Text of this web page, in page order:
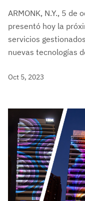
ARMONK, N.Y., 5 de
presentó hoy la
servicios
nuevas tecnologías
Oct 5, 2023